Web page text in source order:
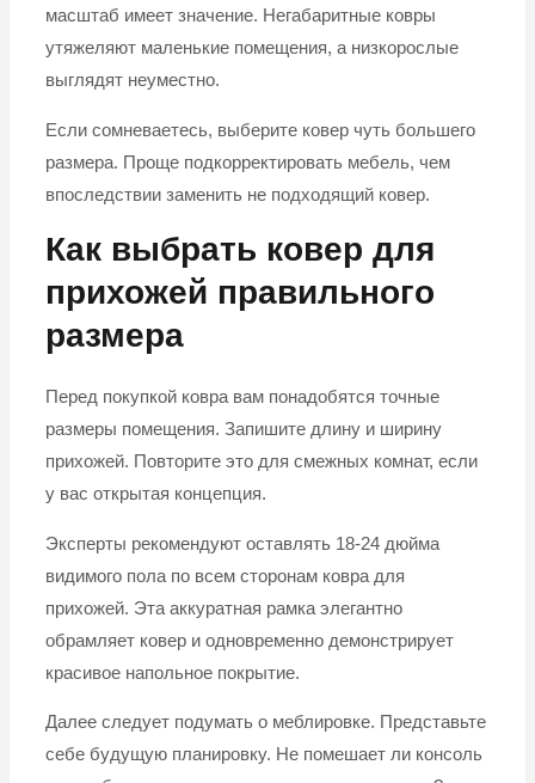
масштаб имеет значение. Негабаритные ковры
утяжеляют маленькие помещения, а низкорослые
выглядят неуместно.
Если сомневаетесь, выберите ковер чуть большего
размера. Проще подкорректировать мебель, чем
впоследствии заменить не подходящий ковер.
Как выбрать ковер для
прихожей правильного
размера
Перед покупкой ковра вам понадобятся точные
размеры помещения. Запишите длину и ширину
прихожей. Повторите это для смежных комнат, если
у вас открытая концепция.
Эксперты рекомендуют оставлять 18-24 дюйма
видимого пола по всем сторонам ковра для
прихожей. Эта аккуратная рамка элегантно
обрамляет ковер и одновременно демонстрирует
красивое напольное покрытие.
Далее следует подумать о меблировке. Представьте
себе будущую планировку. Не помешает ли консоль